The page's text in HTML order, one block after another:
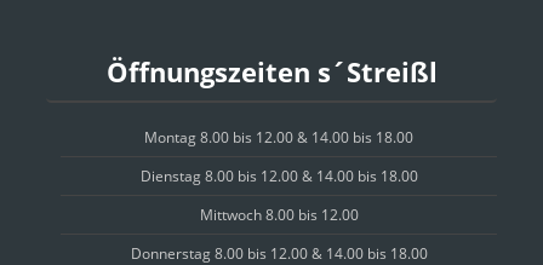
Öffnungszeiten s´Streißl
Montag 8.00 bis 12.00 & 14.00 bis 18.00
Dienstag 8.00 bis 12.00 & 14.00 bis 18.00
Mittwoch 8.00 bis 12.00
Donnerstag 8.00 bis 12.00 & 14.00 bis 18.00